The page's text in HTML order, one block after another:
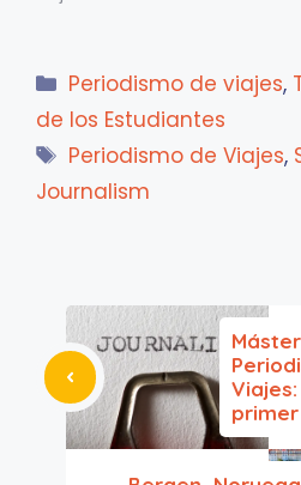
Categorías
Periodismo de viajes,
de los Estudiantes
Etiquetas
Periodismo de Viajes,
Journalism